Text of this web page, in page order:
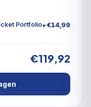
Portfolio+€14,99
€119,92